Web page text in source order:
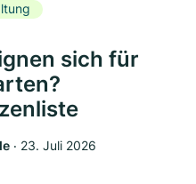
sich für
‧ 23. Juli 2026